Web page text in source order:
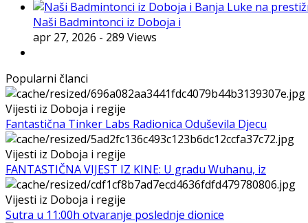
Naši Badmintonci iz Doboja i
apr 27, 2026 - 289 Views
Popularni članci
Vijesti iz Doboja i regije
Fantastična Tinker Labs Radionica Oduševila Djecu
Vijesti iz Doboja i regije
FANTASTIČNA VIJEST IZ KINE: U gradu Wuhanu, iz
Vijesti iz Doboja i regije
Sutra u 11:00h otvaranje poslednje dionice